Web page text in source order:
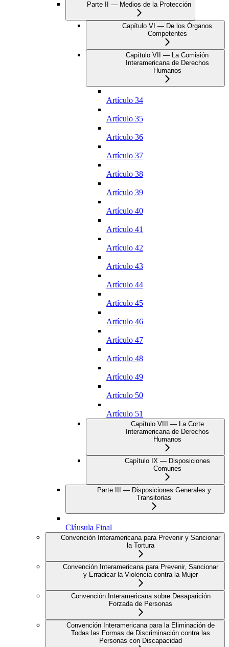
Parte II — Medios de la Protección
Capítulo VI — De los Órganos
Competentes
Capítulo VII — La Comisión
Interamericana de Derechos
Humanos
Artículo 34
Artículo 35
Artículo 36
Artículo 37
Artículo 38
Artículo 39
Artículo 40
Artículo 41
Artículo 42
Artículo 43
Artículo 44
Artículo 45
Artículo 46
Artículo 47
Artículo 48
Artículo 49
Artículo 50
Artículo 51
Capítulo VIII — La Corte
Interamericana de Derechos
Humanos
Capítulo IX — Disposiciones
Comunes
Parte III — Disposiciones Generales y
Transitorias
Cláusula Final
Convención Interamericana para Prevenir y Sancionar
la Tortura
Convención Interamericana para Prevenir, Sancionar
y Erradicar la Violencia contra la Mujer
Convención Interamericana sobre Desaparición
Forzada de Personas
Convención Interamericana para la Eliminación de
Todas las Formas de Discriminación contra las
Personas con Discapacidad